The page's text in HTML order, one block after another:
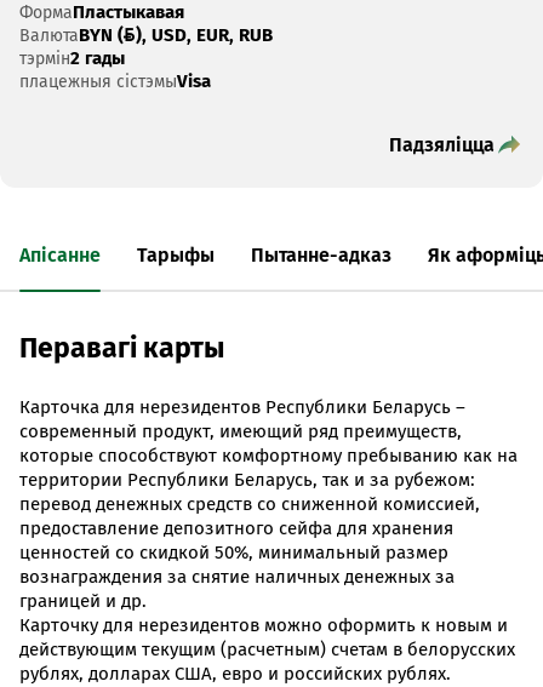
Пластыкавая
Форма
BYN (), USD, EUR, RUB
Валюта
2 гады
тэрмін
Visa
плацежныя сістэмы
Падзяліцца
Апісанне Тарыфы Пытанне-адказ Як
Перавагі карты
Карточка для нерезидентов Республики Беларусь –
современный продукт, имеющий ряд преимуществ,
которые способствуют комфортному пребыванию как на
территории Республики Беларусь, так и за рубежом:
перевод денежных средств со сниженной комиссией,
предоставление депозитного сейфа для хранения
ценностей со скидкой 50%, минимальный размер
вознаграждения за снятие наличных денежных за
границей и др.
Карточку для нерезидентов можно оформить к новым и
действующим текущим (расчетным) счетам в белорусских
рублях, долларах США, евро и российских рублях.